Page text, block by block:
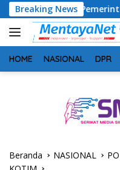
Langsung
ke
konten
Breaking News
Pemerintahan Penting
HOME NASIONAL DPR
Beranda NASIONAL